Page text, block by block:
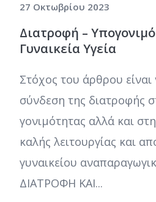
27 Οκτωβρίου 2023
Διατροφή –
Γυναικεία Υγεία
Στόχος του άρθρου είναι
σύνδεση της διατροφής
γονιμότητας αλλά και
καλής λειτουργίας και
γυναικείου
ΔΙΑΤΡΟΦΗ ΚΑΙ...